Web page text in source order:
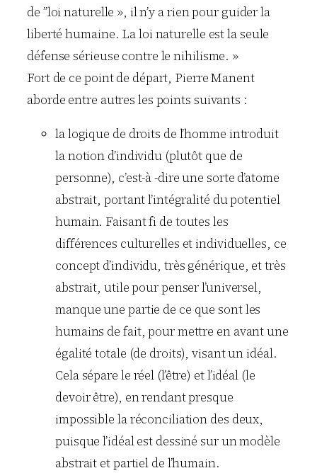
de ”loi naturelle », il n’y a rien pour guider la
liberté humaine. La loi naturelle est la seule
défense sérieuse contre le nihilisme. »
Fort de ce point de départ, Pierre Manent
aborde entre autres les points suivants :
la logique de droits de l’homme introduit
la notion d’individu (plutôt que de
personne), c’est-à -dire une sorte d’atome
abstrait, portant l’intégralité du potentiel
humain. Faisant fi de toutes les
différences culturelles et individuelles, ce
concept d’individu, très générique, et très
abstrait, utile pour penser l’universel,
manque une partie de ce que sont les
humains de fait, pour mettre en avant une
égalité totale (de droits), visant un idéal.
Cela sépare le réel (l’être) et l’idéal (le
devoir être), en rendant presque
impossible la réconciliation des deux,
puisque l’idéal est dessiné sur un modèle
abstrait et partiel de l’humain.